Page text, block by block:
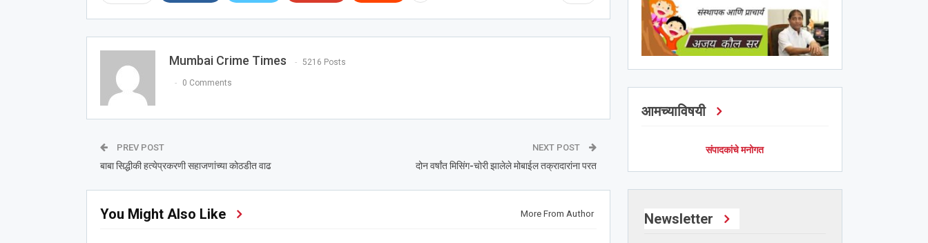
Mumbai Crime Times 5216 Posts
0 Comments
PREV POST
बाबा सिद्धीकी हत्येप्रकरणी सहाजणांच्या कोठडीत वाढ
NEXT POST
दोन वर्षांत मिसिंग-चोरी झालेले मोबाईल तक्रादारांना परत
You Might Also Like More From Author
आमच्याविषयी
संपादकांचे मनोगत
Newsletter